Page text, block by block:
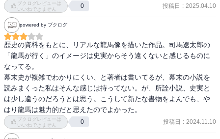
ブクログレビューは
いいねできません
0 投稿日 : 2025.04.10
powered by ブクログ
歴史の資料をもとに、リアルな龍馬像を描いた作品。司馬遼太郎の
「龍馬が行く」のイメージは史実からそう遠くないと感じるものに
なってる。
幕末史が複雑でわかりにくい、と著者は書いてるが、幕末の小説を
読みまくった私はそんな感じは持ってない。が、所詮小説、史実と
は少し違うのだろうとは思う。こうして新たな書物をよんでも、や
はり龍馬は魅力的だと思えたのでよかった。
ブクログレビューは
いいねできません
0 投稿日 : 2024.11.10